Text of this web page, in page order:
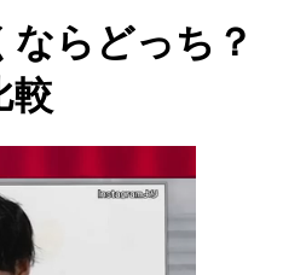
らどっち？
較